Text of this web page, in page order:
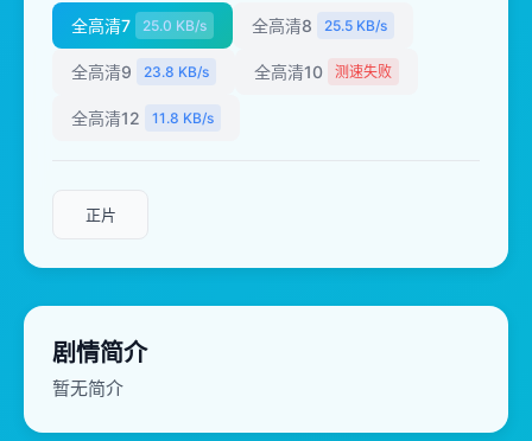
全高清7 25.0 KB/s 全高清8 25.5 KB/s
全高清9 23.8 KB/s 全高清10 测速失败
全高清12 11.8 KB/s
正片
剧情简介
暂无简介